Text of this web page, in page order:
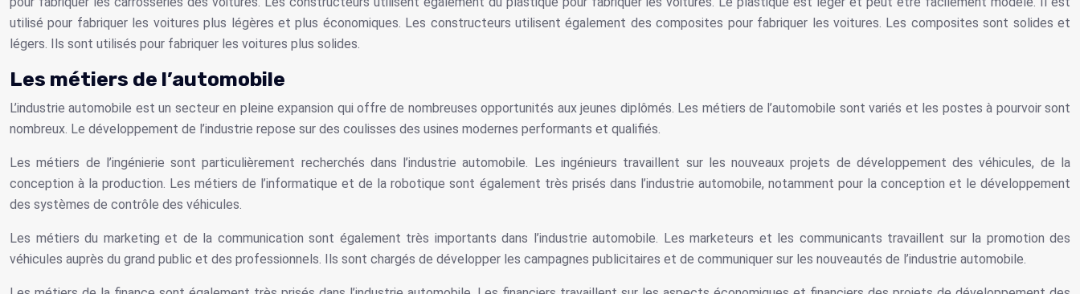
utilisé pour fabriquer les voitures plus légères et plus économiques. Les constructeurs utilisent également des composites pour fabriquer les voitures. Les composites sont solides et
légers. Ils sont utilisés pour fabriquer les voitures plus solides.
Les métiers de l’automobile
L’industrie automobile est un secteur en pleine expansion qui offre de nombreuses opportunités aux jeunes diplômés. Les métiers de l’automobile sont variés et les postes à pourvoir sont
nombreux. Le développement de l’industrie repose sur des coulisses des usines modernes performants et qualifiés.
Les métiers de l’ingénierie sont particulièrement recherchés dans l’industrie automobile. Les ingénieurs travaillent sur les nouveaux projets de développement des véhicules, de la
conception à la production. Les métiers de l’informatique et de la robotique sont également très prisés dans l’industrie automobile, notamment pour la conception et le développement
des systèmes de contrôle des véhicules.
Les métiers du marketing et de la communication sont également très importants dans l’industrie automobile. Les marketeurs et les communicants travaillent sur la promotion des
véhicules auprès du grand public et des professionnels. Ils sont chargés de développer les campagnes publicitaires et de communiquer sur les nouveautés de l’industrie automobile.